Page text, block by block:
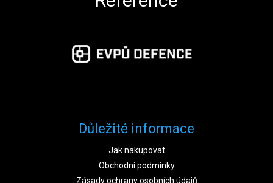
Důležité informace
Jak nakupovat
Obchodní podmínky
Zásady ochrany osobních údajů